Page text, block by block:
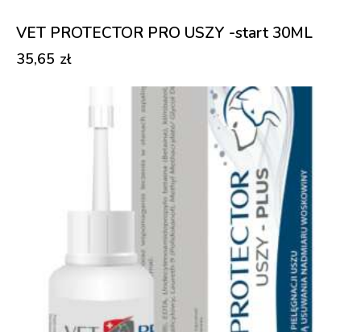
VET PROTECTOR PRO USZY -start 30ML
35,65 zł